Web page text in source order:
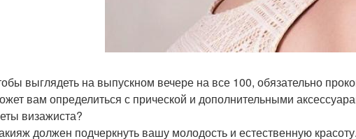
выглядеть на выпускном вечере на все 100, обязательно
вам определиться с прической и дополнительными
визажиста?
должен подчеркнуть вашу молодость и естественную красоту.